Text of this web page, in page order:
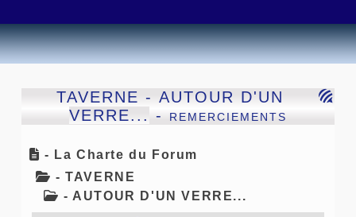
TAVERNE - AUTOUR D'UN
VERRE...- remerciements
- La Charte du Forum
- TAVERNE
- AUTOUR D'UN VERRE...